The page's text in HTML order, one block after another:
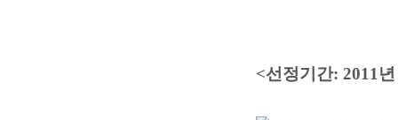
<선정기간: 2011